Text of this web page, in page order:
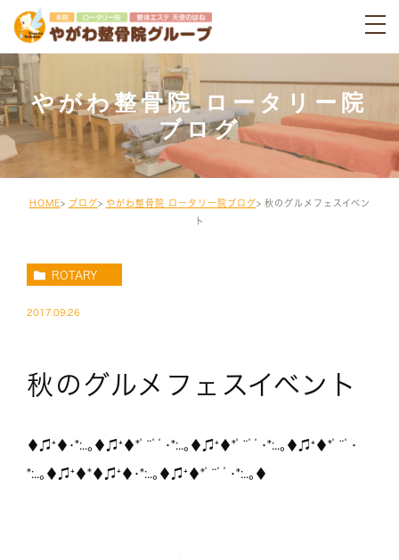
やがわ整骨院 ロータリー院
ブログ
HOME ブログ やがわ整骨院 ロータリー院ブログ
秋のグルメフェスイベン
ト
ROTARY
2017.09.26
秋のグルメフェスイベント
♦♫⁺♦･*:..｡♦♫⁺♦*ﾟ¨ﾟﾟ･*:..｡♦♫⁺♦*ﾟ¨ﾟﾟ･*:..｡♦♫⁺♦*ﾟ¨ﾟ･
*:..｡♦♫⁺♦*♦♫⁺♦･*:..｡♦♫⁺♦*ﾟ¨ﾟﾟ･*:..｡♦